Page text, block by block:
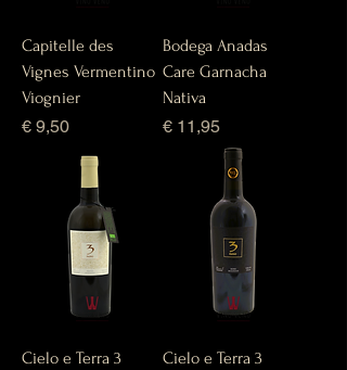
Capitelle des
Vignes Vermentino
Viognier
Prijs
€ 9,50
Bodega Anadas
Care Garnacha
Nativa
Prijs
€ 11,95
Cielo e Terra 3
Cielo e Terra 3